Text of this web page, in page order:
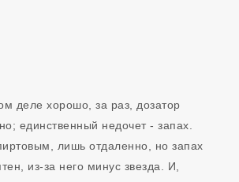
деле хорошо, за раз, дозатор
единственный недочет - запах.
лишь отдаленно, но запах
из-за него минус звезда. И,